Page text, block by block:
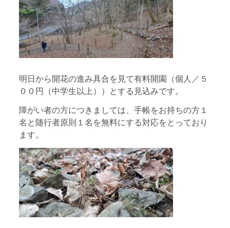
明日から開花の進み具合を見て有料開園（個人／５
００円（中学生以上））とする見込みです。
障がい者の方につきましては、手帳をお持ちの方１
名と随行者原則１名を無料にする対応をとっており
ます。